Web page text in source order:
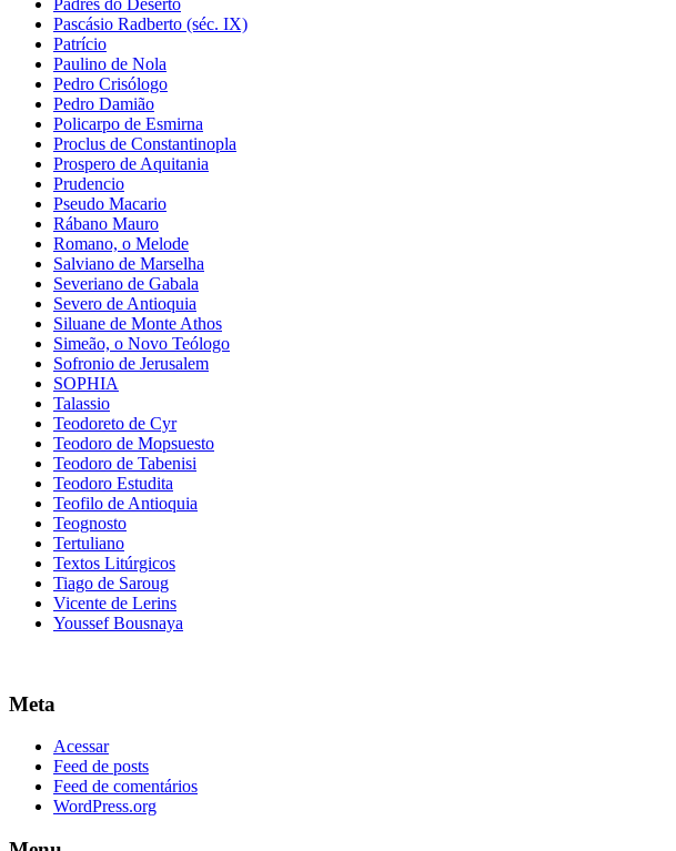
Padres do Deserto
Pascásio Radberto (séc. IX)
Patrício
Paulino de Nola
Pedro Crisólogo
Pedro Damião
Policarpo de Esmirna
Proclus de Constantinopla
Prospero de Aquitania
Prudencio
Pseudo Macario
Rábano Mauro
Romano, o Melode
Salviano de Marselha
Severiano de Gabala
Severo de Antioquia
Siluane de Monte Athos
Simeão, o Novo Teólogo
Sofronio de Jerusalem
SOPHIA
Talassio
Teodoreto de Cyr
Teodoro de Mopsuesto
Teodoro de Tabenisi
Teodoro Estudita
Teofilo de Antioquia
Teognosto
Tertuliano
Textos Litúrgicos
Tiago de Saroug
Vicente de Lerins
Youssef Bousnaya
Meta
Acessar
Feed de posts
Feed de comentários
WordPress.org